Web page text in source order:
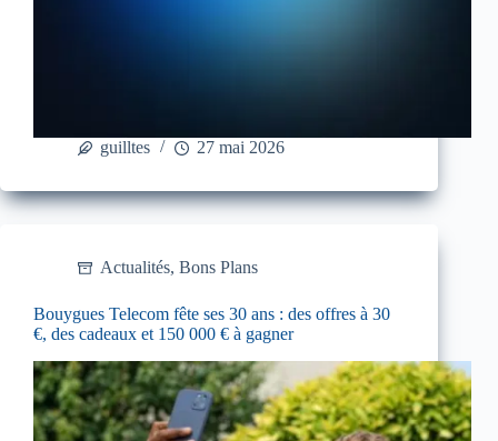
guilltes 27 mai 2026
Actualités, Bons Plans
Bouygues Telecom fête ses 30 ans : des offres à 30
€, des cadeaux et 150 000 € à gagner